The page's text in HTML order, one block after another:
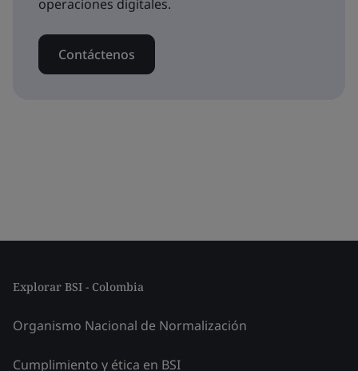
operaciones digitales.
Contáctenos
Explorar BSI - Colombia
Organismo Nacional de Normalización
Cumplimiento y ética en BSI